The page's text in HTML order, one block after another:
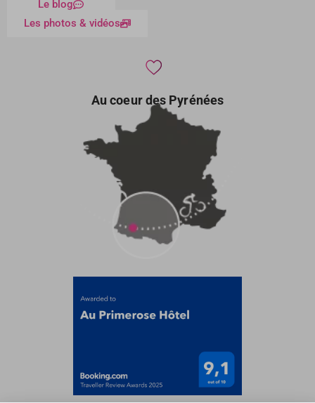
Le blog
Les photos & vidéos
Au coeur des Pyrénées